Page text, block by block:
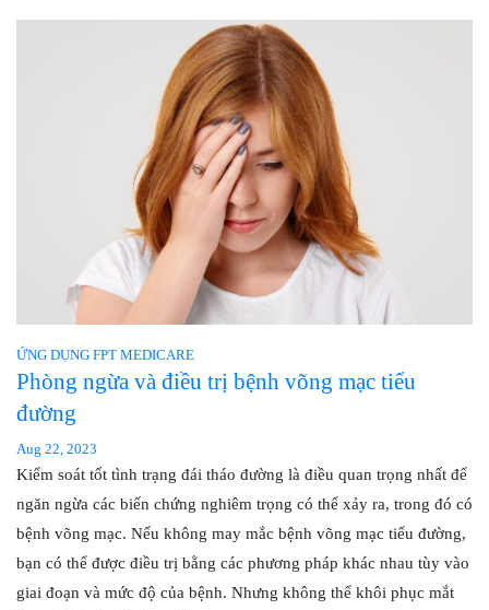
ỨNG DỤNG FPT MEDICARE
Phòng ngừa và điều trị bệnh võng mạc tiểu
đường
Aug 22, 2023
Kiểm soát tốt tình trạng đái tháo đường là điều quan trọng nhất để
ngăn ngừa các biến chứng nghiêm trọng có thể xảy ra, trong đó có
bệnh võng mạc. Nếu không may mắc bệnh võng mạc tiểu đường,
bạn có thể được điều trị bằng các phương pháp khác nhau tùy vào
giai đoạn và mức độ của bệnh. Nhưng không thể khôi phục mắt